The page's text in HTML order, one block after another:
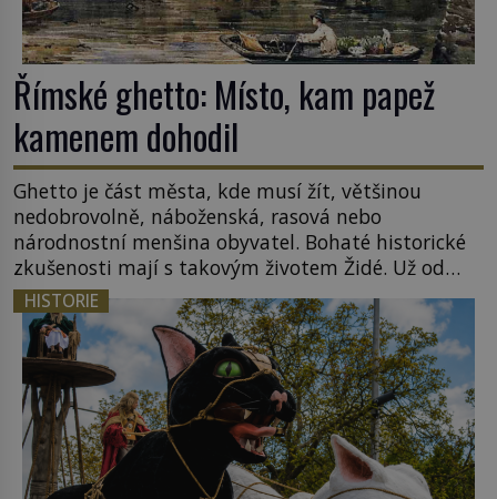
Římské ghetto: Místo, kam papež
kamenem dohodil
Ghetto je část města, kde musí žít, většinou
nedobrovolně, náboženská, rasová nebo
národnostní menšina obyvatel. Bohaté historické
zkušenosti mají s takovým životem Židé. Už od
středověku jsou totiž v každou chvíli nuceni v
nějakém žít. Mezi ty nejslavnější patří i římské
ghetto založené v roce 1555. Pokud jde o vztah
k Židům, nemá se Řím čím chlubit. […]
HISTORIE